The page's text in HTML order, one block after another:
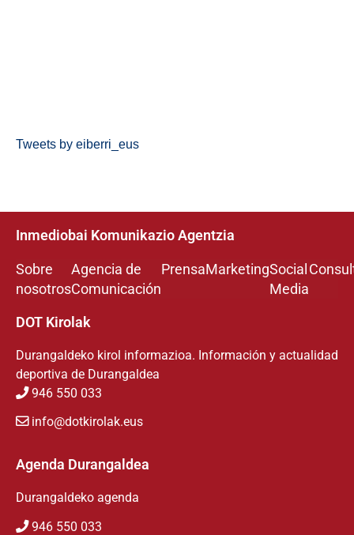
Tweets by eiberri_eus
Inmediobai Komunikazio Agentzia
Sobre
nosotros
Agencia de
Comunicación
PrensaMarketingSocial
Media
DOT Kirolak
Durangaldeko kirol informazioa. Información y actualidad
deportiva de Durangaldea
946 550 033
info@dotkirolak.eus
Agenda Durangaldea
Durangaldeko agenda
946 550 033